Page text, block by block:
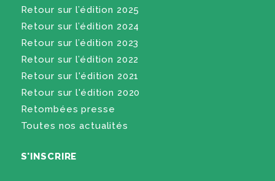
Retour sur l’édition 2025
Retour sur l’édition 2024
Retour sur l’édition 2023
Retour sur l’édition 2022
Retour sur l'édition 2021
Retour sur l'édition 2020
Retombées presse
Toutes nos actualités
S'INSCRIRE